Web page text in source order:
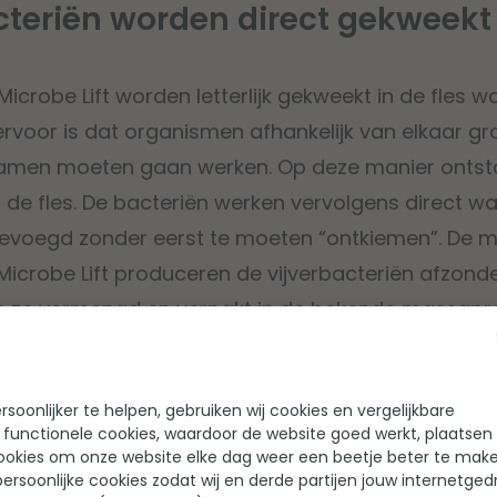
worden direct
Lift worden letterlijk gekweekt in de fles
is dat organismen afhankelijk van elkaar
moeten gaan werken. Op deze manier
fles. De bacteriën werken vervolgens direct
zonder eerst te moeten “ontkiemen”. De
Lift produceren de vijverbacteriën
ze vermengd en verpakt in de bekende
Microbe-Lift
te helpen, gebruiken wij cookies en vergelijkbare
cookies, waardoor de website goed werkt, plaatsen
om onze website elke dag weer een beetje beter te
cookies zodat wij en derde partijen jouw